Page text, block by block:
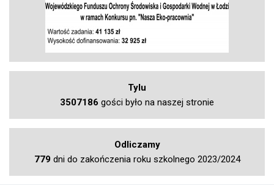
Tylu
3507186 gości było na naszej stronie
Odliczamy
779 dni do zakończenia roku szkolnego 2023/2024